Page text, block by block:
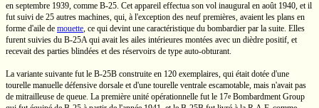
en septembre 1939, comme B-25. Cet appareil effectua son vol inaugural en août 1940, et il
fut suivi de 25 autres machines, qui, à l'exception des neuf premières, avaient les plans en
forme d'aile de mouette, ce qui devint une caractéristique du bombardier par la suite. Elles
furent suivies du B-25Aqui avait les ailes intérieures montées avec un dièdre positif, et
recevait des parties blindées et des réservoirs de type auto-obturant.
La variante suivante fut le B-25B construite en 120 exemplaires, qui était dotée d'une
tourelle manuelle défensive dorsale et d'une tourelle ventrale escamotable, mais n'avait pas
de mitrailleuse de queue. La première unité opérationnelle fut le 17e BombardmentGroup